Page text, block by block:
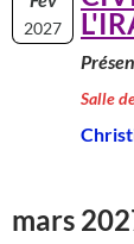
2027
Salle
mars